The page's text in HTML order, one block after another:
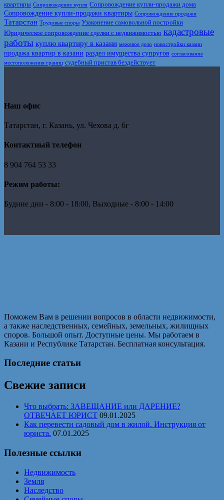
квартиры Сопровождение купли Сопровождение купли-продажи дома
Сопровождение купли-продажи квартиры Сопровождение продажи
Татарстан Трудовые споры Узаконение самовольной постройки
Юридическое сопровождение сделки с недвижимостью кадастровые
работы куплю квартиру в казани межевое дело новостройки казани
продажа квартир в казани раздел имущества супругов согласование
местоположения границ судебный пристав бездействует
Наш офис
Татарстан, г. Казань, ул. Чехова д. 6г
Контактный телефон
8 904 764 53 33
Режим работы:
Будние дни - 8:00 - 18:00, Выходные - 8:00 - 14:00
Поможем Вам в решении вопросов в области недвижимости,
а также наследственных, семейных, земельных, жилищных
споров. Большой опыт. Доступные цены. Мы работаем в
Казани и Республике Татарстан. Бесплатная консультация.
Последние статьи
Свежие записи
Что выбрать: ЗАВЕЩАНИЕ или ДАРЕНИЕ?
ОТВЕЧАЕТ ЮРИСТ 09.01.2025
Как перевести садовый дом в жилой. Инструкция от
юриста. 07.01.2025
Полезные ссылки
Недвижимость
Земля
Наследство